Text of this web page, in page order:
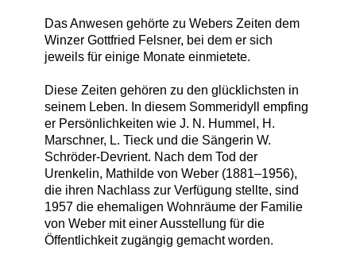
Das Anwesen gehörte zu Webers Zeiten dem
Winzer Gottfried Felsner, bei dem er sich
jeweils für einige Monate einmietete.
Diese Zeiten gehören zu den glücklichsten in
seinem Leben. In diesem Sommeridyll empfing
er Persönlichkeiten wie J. N. Hummel, H.
Marschner, L. Tieck und die Sängerin W.
Schröder-Devrient. Nach dem Tod der
Urenkelin, Mathilde von Weber (1881–1956),
die ihren Nachlass zur Verfügung stellte, sind
1957 die ehemaligen Wohnräume der Familie
von Weber mit einer Ausstellung für die
Öffentlichkeit zugängig gemacht worden.